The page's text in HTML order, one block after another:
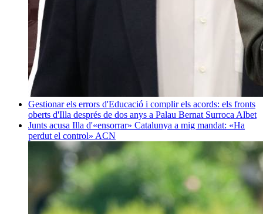
Gestionar els errors d'Educació i complir els acords: els fronts
oberts d'Illa després de dos anys a Palau Bernat Surroca Albet
Junts acusa Illa d'«ensorrar» Catalunya a mig mandat: «Ha
perdut el control» ACN